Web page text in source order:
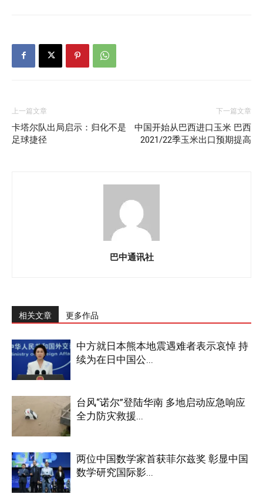
上一篇文章
卡塔尔队出局启示：归化不是
足球捷径
下一篇文章
中国开始从巴西进口玉米 巴西
2021/22季玉米出口预期提高
巴中通讯社
相关文章 更多作品
中方就日本熊本地震遇难者表示哀悼 持
续为在日中国公...
台风“诺尔”登陆华南 多地启动应急响应
全力防灾救援...
两位中国数学家首获菲尔兹奖 彰显中国
数学研究国际影...